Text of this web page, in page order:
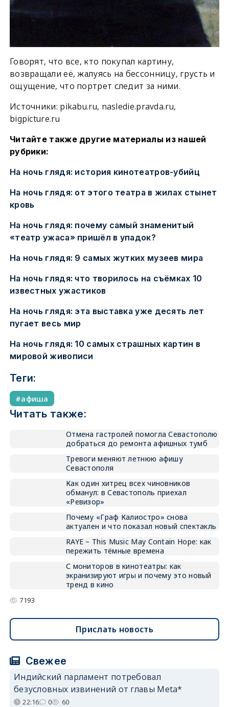
Говорят, что все, кто покупал картину,
возвращали её, жалуясь на бессонницу, грусть и
ощущение, что портрет следит за ними.
Источники: pikabu.ru, nasledie.pravda.ru,
bigpicture.ru
Читайте также другие материалы из нашей
рубрики:
На ночь глядя: история кинотеатров-убийц
На ночь глядя: от этого театра в жилах стынет
кровь
На ночь глядя: почему самый знаменитый
«театр ужаса» пришёл в упадок?
На ночь глядя: 9 самых жутких музеев мира
На ночь глядя: что творилось на съёмках 10
известных ужастиков
На ночь глядя: эта выставка уже десять лет
пугает весь мир
На ночь глядя: 10 самых страшных картин в
мировой живописи
Теги:
афиша
Читать также:
Отмена гастролей помогла Севастополю
добраться до ремонта афишных тумб
Тревоги меняют летнюю афишу
Севастополя
Как один хитрец всех чиновников
обманул: в Севастополь приехал
«Ревизор»
Почему «Граф Калиостро» снова
актуален и что показал новый спектакль
RAYE – This Music May Contain Hope: как
пережить тёмные времена
С мониторов в кинотеатры: как
экранизируют игры и почему это новый
тренд в кино
7193
Прислать новость
Свежее
Индийский парламент потребовал
безусловных извинений от главы Meta*
22:16 0 60